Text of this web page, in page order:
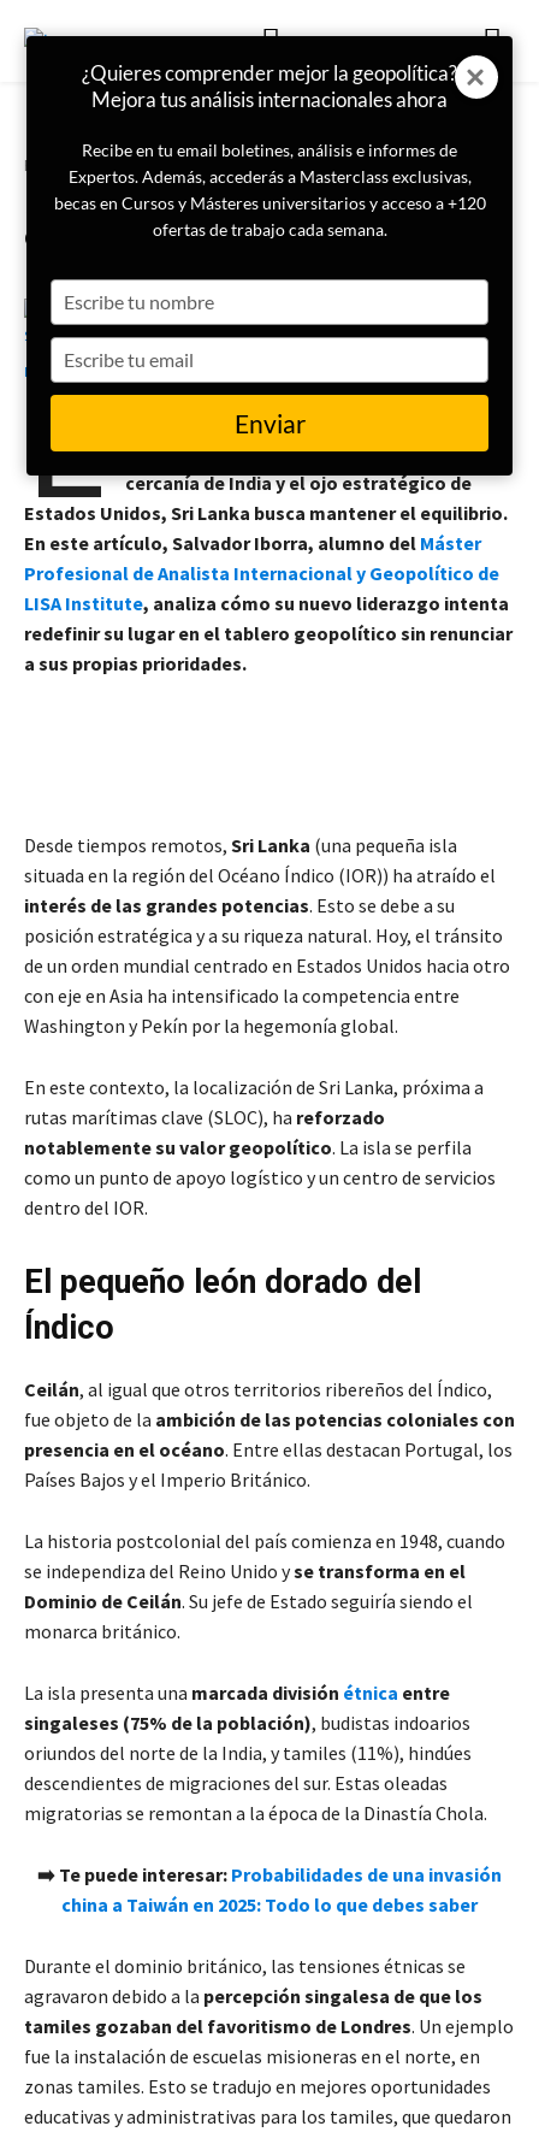
Portada
Sri Lanka: el pequeño león
dorado del Índico
Salvador Iborra 3 de julio de 2025
E
n el corazón del océano Índico, una pequeña
isla despierta el interés de las grandes
potencias. Entre la presión de China, la
cercanía de India y el ojo estratégico de
Estados Unidos, Sri Lanka busca mantener el equilibrio.
En este artículo, Salvador Iborra, alumno del Máster
Profesional de Analista Internacional y Geopolítico de
LISA Institute, analiza cómo su nuevo liderazgo intenta
redefinir su lugar en el tablero geopolítico sin renunciar
a sus propias prioridades.
Desde tiempos remotos, Sri Lanka (una pequeña isla
situada en la región del Océano Índico (IOR)) ha atraído el
interés de las grandes potencias. Esto se debe a su
posición estratégica y a su riqueza natural. Hoy, el tránsito
de un orden mundial centrado en Estados Unidos hacia otro
con eje en Asia ha intensificado la competencia entre
Washington y Pekín por la hegemonía global.
En este contexto, la localización de Sri Lanka, próxima a
rutas marítimas clave (SLOC), ha reforzado
notablemente su valor geopolítico. La isla se perfila
como un punto de apoyo logístico y un centro de servicios
dentro del IOR.
El pequeño león dorado del
Índico
Ceilán, al igual que otros territorios ribereños del Índico,
fue objeto de la ambición de las potencias coloniales con
presencia en el océano. Entre ellas destacan Portugal, los
Países Bajos y el Imperio Británico.
La historia postcolonial del país comienza en 1948, cuando
se independiza del Reino Unido yse transforma en el
Dominio de Ceilán. Su jefe de Estado seguiría siendo el
monarca británico.
La isla presenta una marcada división étnica entre
singaleses (75% de la población), budistas indoarios
oriundos del norte de la India, y tamiles (11%), hindúes
descendientes de migraciones del sur. Estas oleadas
migratorias se remontan a la época de la Dinastía Chola.
➡️ Te puede interesar: Probabilidades de una invasión
china a Taiwán en 2025: Todo lo que debes saber
Durante el dominio británico, las tensiones étnicas se
agravaron debido a la percepción singalesa de que los
tamiles gozaban del favoritismo de Londres. Un ejemplo
fue la instalación de escuelas misioneras en el norte, en
zonas tamiles. Esto se tradujo en mejores oportunidades
educativas y administrativas para los tamiles, que quedaron
¿Quieres comprender mejor la geopolítica?
Mejora tus análisis internacionales ahora
Recibe en tu email boletines, análisis e informes de
Expertos. Además, accederás a Masterclass exclusivas,
becas en Cursos y Másteres universitarios y acceso a +120
ofertas de trabajo cada semana.
your
name
your
email
Enviar